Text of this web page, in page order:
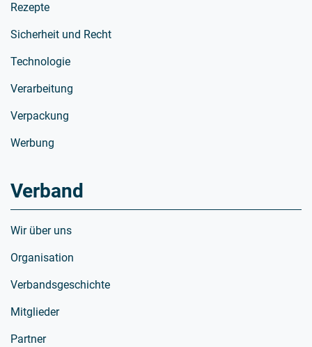
Rezepte
Sicherheit und Recht
Technologie
Verarbeitung
Verpackung
Werbung
Verband
Wir über uns
Organisation
Verbandsgeschichte
Mitglieder
Partner